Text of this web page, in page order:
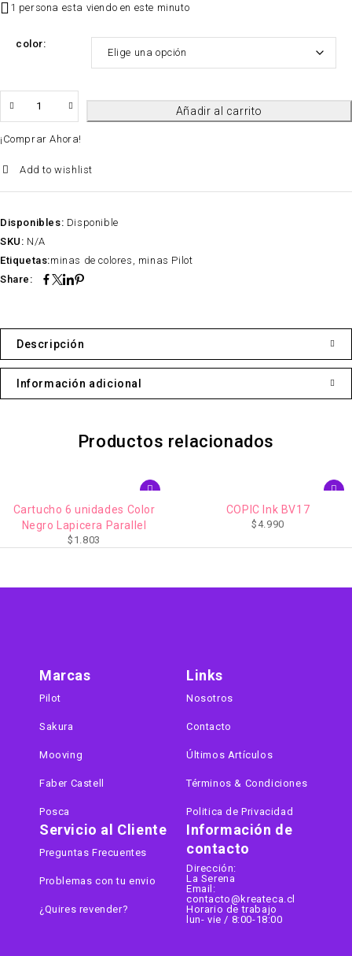
1 persona esta viendo en este minuto
color
Añadir al carrito
¡Comprar Ahora!
Add to wishlist
Disponibles: Disponible
SKU: N/A
Etiquetas:minas de colores
minas Pilot
Share:
Descripción
Información adicional
Productos relacionados
6 unidades Color
Lapicera Parallel
COPIC Ink BV17
Información de
contacto
Dirección:
La Serena
Email:
contacto@kreateca.cl
Horario de trabajo
lun- vie / 8:00-18:00
Marcas
Pilot
Sakura
Mooving
Faber Castell
Posca
Links
Nosotros
Contacto
Últimos Artículos
Términos & Condiciones
Politica de Privacidad
Servicio al Cliente
Preguntas Frecuentes
Problemas con tu envio
¿Quires revender?